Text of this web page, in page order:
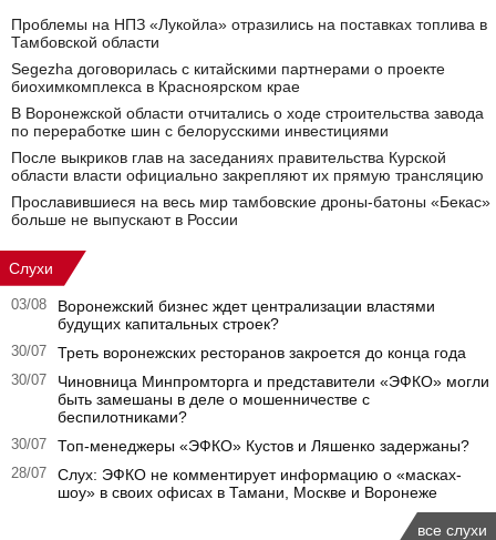
Проблемы на НПЗ «Лукойла» отразились на поставках топлива в
Тамбовской области
Segezha договорилась с китайскими партнерами о проекте
биохимкомплекса в Красноярском крае
В Воронежской области отчитались о ходе строительства завода
по переработке шин с белорусскими инвестициями
После выкриков глав на заседаниях правительства Курской
области власти официально закрепляют их прямую трансляцию
Прославившиеся на весь мир тамбовские дроны-батоны «Бекас»
больше не выпускают в России
Слухи
03/08
Воронежский бизнес ждет централизации властями
будущих капитальных строек?
30/07 Треть воронежских ресторанов закроется до конца года
30/07
Чиновница Минпромторга и представители «ЭФКО» могли
быть замешаны в деле о мошенничестве с
беспилотниками?
30/07 Топ-менеджеры «ЭФКО» Кустов и Ляшенко задержаны?
28/07
Слух: ЭФКО не комментирует информацию о «масках-
шоу» в своих офисах в Тамани, Москве и Воронеже
все слухи